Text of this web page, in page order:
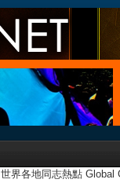
世界各地同志熱點